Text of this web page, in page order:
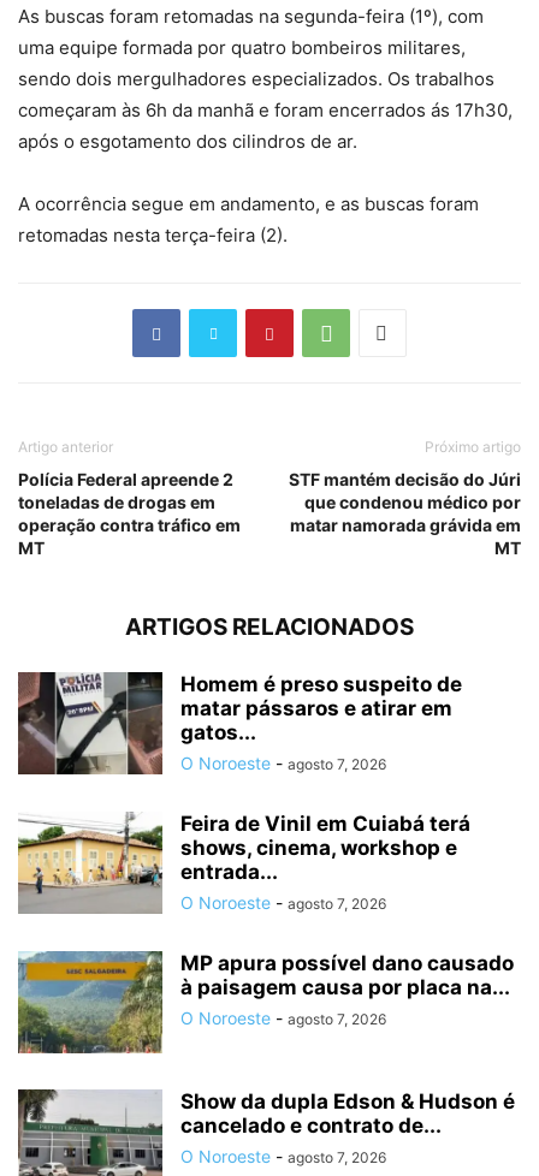
As buscas foram retomadas na segunda-feira (1º), com
uma equipe formada por quatro bombeiros militares,
sendo dois mergulhadores especializados. Os trabalhos
começaram às 6h da manhã e foram encerrados ás 17h30,
após o esgotamento dos cilindros de ar.
A ocorrência segue em andamento, e as buscas foram
retomadas nesta terça-feira (2).
Artigo anterior
Polícia Federal apreende 2
toneladas de drogas em
operação contra tráfico em
MT
Próximo artigo
STF mantém decisão do Júri
que condenou médico por
matar namorada grávida em
MT
ARTIGOS RELACIONADOS
Homem é preso suspeito de
matar pássaros e atirar em
gatos...
O Noroeste - agosto 7, 2026
Feira de Vinil em Cuiabá terá
shows, cinema, workshop e
entrada...
O Noroeste - agosto 7, 2026
MP apura possível dano causado
à paisagem causa por placa na...
O Noroeste - agosto 7, 2026
Show da dupla Edson & Hudson é
cancelado e contrato de...
O Noroeste - agosto 7, 2026